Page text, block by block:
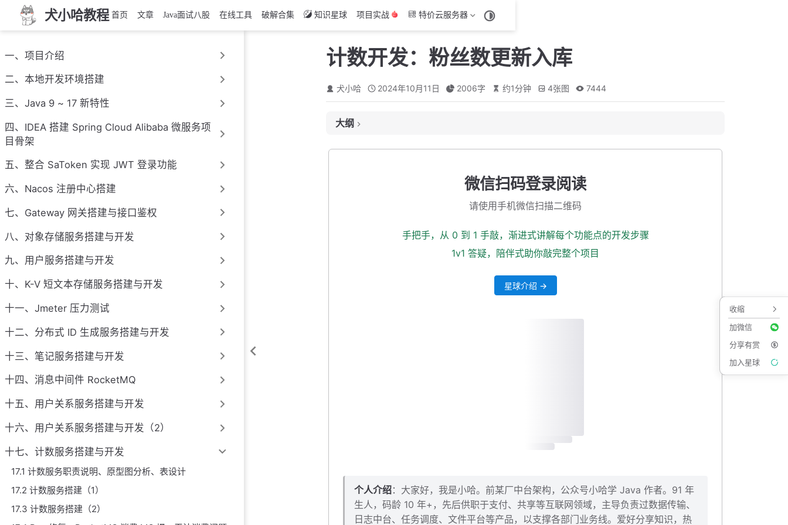
犬小哈教程 首页 文章 Java面试八股 在线工具 破解合集 知识星球 项目实战 特价云服务器
一、项目介绍
二、本地开发环境搭建
三、Java 9 ~ 17 新特性
四、IDEA 搭建 Spring Cloud Alibaba 微服务项
目骨架
五、整合 SaToken 实现 JWT 登录功能
六、Nacos 注册中心搭建
七、Gateway 网关搭建与接口鉴权
八、对象存储服务搭建与开发
九、用户服务搭建与开发
十、K-V 短文本存储服务搭建与开发
十一、Jmeter 压力测试
十二、分布式 ID 生成服务搭建与开发
十三、笔记服务搭建与开发
十四、消息中间件 RocketMQ
十五、用户关系服务搭建与开发
十六、用户关系服务搭建与开发（2）
十七、计数服务搭建与开发
17.1 计数服务职责说明、原型图分析、表设计
17.2 计数服务搭建（1）
17.3 计数服务搭建（2）
计数开发：粉丝数更新入库
犬小哈 2024年10月11日 2006字 约1分钟 4张图 7444
大纲
微信扫码登录阅读
请使用手机微信扫描二维码
手把手，从 0 到 1 手敲，渐进式讲解每个功能点的开发步骤
1v1 答疑，陪伴式助你敲完整个项目
星球介绍 →
个人介绍：大家好，我是小哈。前某厂中台架构，公众号小哈学 Java 作者。91 年
生人，码龄 10 年+，先后供职于支付、共享等互联网领域，主导负责过数据传输、
日志中台、任务调度、文件平台等产品，以支撑各部门业务线。爱好分享知识，热
收缩
加微信
分享有赏
加入星球